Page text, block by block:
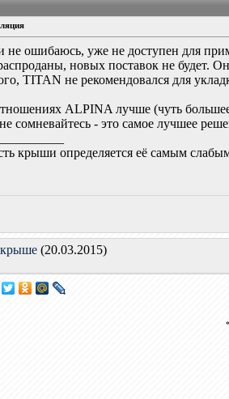
не ошибаюсь, уже не доступен для
новых поставок не
TITAN не рекомендовался для
ALPINA лучше (чуть
сомневайтесь - это самое лучшее
крыши определяется её самым
(20.03.2015)
«